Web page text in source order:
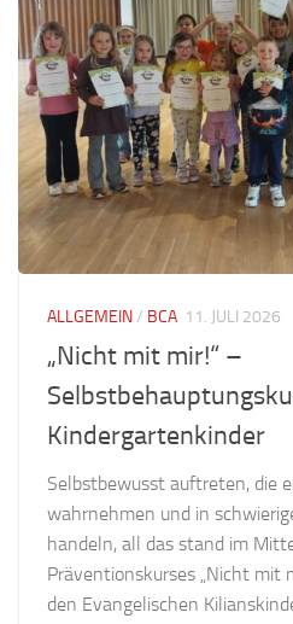
ALLGEMEIN/ BCA 11. JULI 2026
„Nicht mit mir!“ –
Kindergartenkinder
Selbstbewusst auftreten, die
wahrnehmen und in
handeln, all das stand im
Präventionskurses „Nicht mit
den Evangelischen